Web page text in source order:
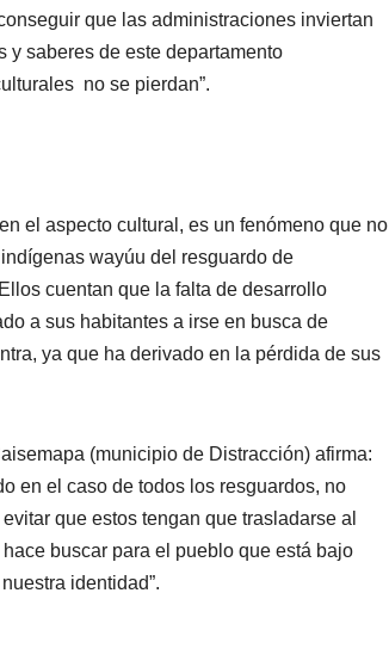
que las administraciones inviertan
y saberes de este departamento
no se pierdan”.
el aspecto cultural, es un fenómeno que no
wayúu del resguardo de
cuentan que la falta de desarrollo
a sus habitantes a irse en busca de
ya que ha derivado en la pérdida de sus
(municipio de Distracción) afirma:
en el caso de todos los resguardos, no
que estos tengan que trasladarse al
buscar para el pueblo que está bajo
identidad”.